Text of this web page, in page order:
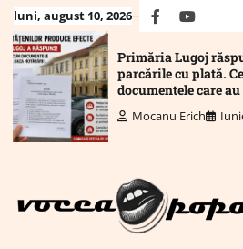
Skip
to
content
luni, august 10, 2026 facebookyoutube
Primăria Lugoj
parcările cu plată.
documentele care
Mocanu Erich